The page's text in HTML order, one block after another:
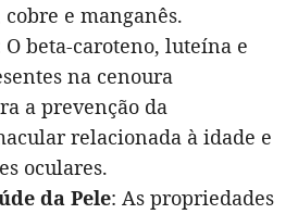
e manganês.
O beta-caroteno, luteína e
na cenoura
a prevenção da
relacionada à idade e
oculares.
da Pele: As propriedades